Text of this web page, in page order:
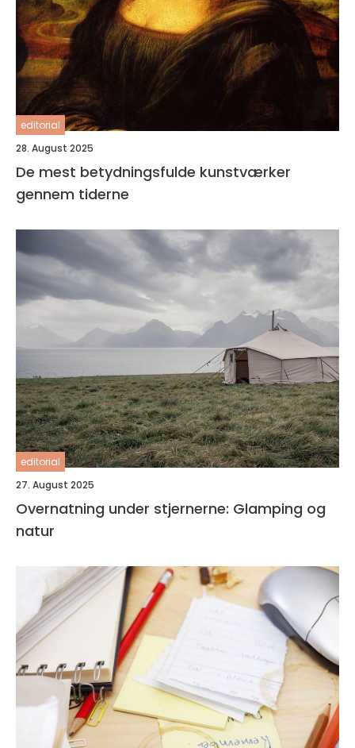
editorial
28. August 2025
De mest betydningsfulde kunstværker
gennem tiderne
editorial
27. August 2025
Overnatning under stjernerne: Glamping og
natur